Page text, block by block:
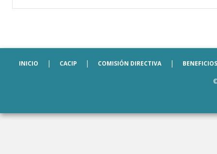
INICIO | CACIP | COMISIÓN DIRECTIVA | BENEFICIOS